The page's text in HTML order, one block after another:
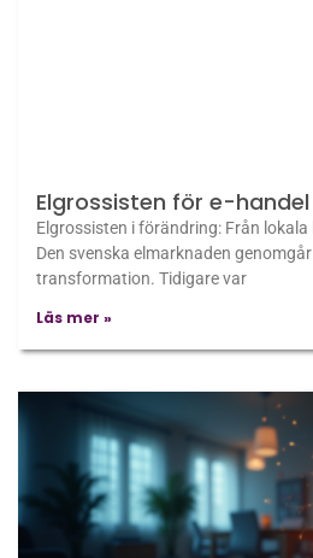
Elgrossisten för e-handel
Elgrossisten i förändring: Från
Den svenska elmarknaden
transformation. Tidigare var
Läs mer »